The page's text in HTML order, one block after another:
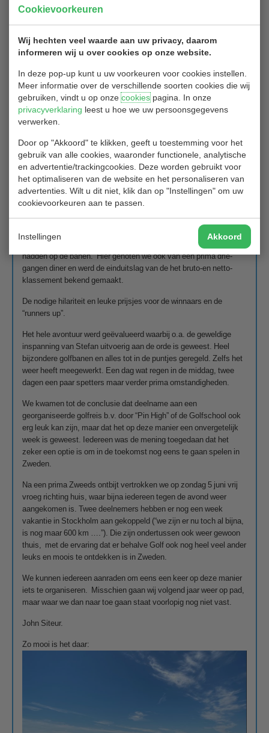
Cookievoorkeuren
Wij hechten veel waarde aan uw privacy, daarom
informeren wij u over cookies op onze website.
In deze pop-up kunt u uw voorkeuren voor cookies instellen.
Meer informatie over de verschillende soorten cookies die wij
gebruiken, vindt u op onzecookiespagina. In onze
privacyverklaring leest u hoe we uw persoonsgegevens
verwerken.
Door op "Akkoord" te klikken, geeft u toestemming voor het
gebruik van alle cookies, waaronder functionele, analytische
en advertentie/trackingcookies. Deze worden gebruikt voor
het optimaliseren van de website en het personaliseren van
advertenties. Wilt u dit niet, klik dan op "Instellingen" om uw
cookievoorkeuren aan te passen.
Instellingen Akkoord
bleven we dineren in een clubhuis, maar we zijn ook gaan eten in
restaurants in Helsingborg die Stefan voor ons geselecteerd had.
We hebben vastgesteld dat het eten en drinken zeker kan tippen
vergelijkbaar zijn. Alleen als je een wijntje bij het eten drinkt ben je
wat duurder uit.
In ons hotel hadden we de gelegenheid om als groep bij elkaar te
zitten om ervaringen en sterke verhalen te delen en ondertussen
voorzien.
De laatste speeldag, zaterdag 4 juni, was echt het hoogtepunt van
de week.
We speelden we op de geweldige “Links Course” van de ‘PGA
Sweden National’ in de buurt van Malmö, waar we op woensdag
de “Lakes Course” al gespeeld hadden. Bovendien hadden we
daar een overnachting in de Golf Lodge, op de baan. Geweldig
hotel met slechts 16 grote kamers die aan alle kanten uitzicht
hadden op de banen. Hier genoten we ook van een prima drie-
gangen diner en werd de einduitslag van de het bruto-en netto-
klassement bekend gemaakt.
De nodige hilariteit en leuke prijsjes voor de winnaars en de
“runners up”.
Het hele avontuur werd geëvalueerd waarbij o.a. de geweldige
inspanning van Stefan uitvoerig aan de orde is geweest. Heel
bijzondere golfbanen en alles tot in de puntjes geregeld. Zelfs het
weer heeft meegewerkt. Een dag wat regen in de middag, twee
dagen een paar spetters maar verder prima omstandigheden.
We kwamen tot de conclusie dat deelname aan een
georganiseerde golfreis b.v. door “Pin High” of de Golfschool ook
erg leuk kan zijn, maar dat het op deze manier een onvergetelijk
week is geweest. Iedereen was de mening toegedaan dat het
zeker een optie is om in de toekomst nog eens te gaan spelen in
Zweden.
Na een prima Zweeds ontbijt vertrokken we op zondag 5 juni vrij
vroeg richting huis, waar bijna iedereen tegen de avond weer
aangekomen is. Twee deelnemers hebben er nog een week
vakantie in Stockholm aan gekoppeld (“we zijn er nu toch al bijna,
is nog maar 600 km ….”). Die zijn ondertussen ook weer gewoon
thuis, met de ervaring dat er behalve Golf ook nog heel veel ander
leuks en moois te ontdekken is in Zweden.
We kunnen iedereen aanraden om eens een keer op deze manier
iets te organiseren. Misschien gaan wij volgend jaar weer op pad,
maar waar we dan naar toe gaan staat voorlopig nog niet vast.
John Siteur.
Zo mooi is het daar: